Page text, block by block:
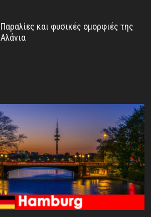
Παραλίες και φυσικές ομορφιές της
Αλάνια